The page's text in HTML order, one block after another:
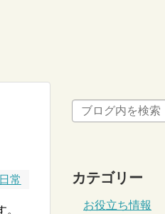
日常 カテゴリー
お役立ち情報